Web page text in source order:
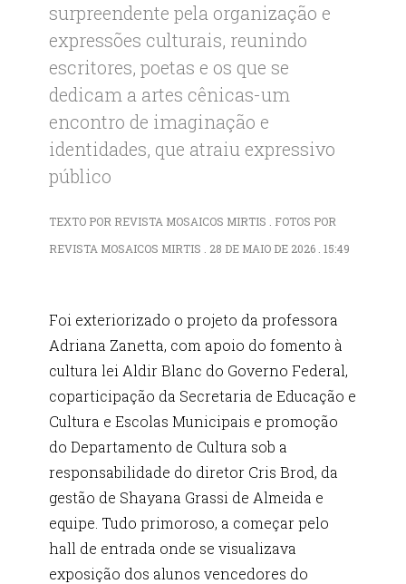
surpreendente pela organização e
expressões culturais, reunindo
escritores, poetas e os que se
dedicam a artes cênicas-um
encontro de imaginação e
identidades, que atraiu expressivo
público
TEXTO POR REVISTA MOSAICOS MIRTIS . FOTOS POR
REVISTA MOSAICOS MIRTIS . 28 DE MAIO DE 2026 . 15:49
Foi exteriorizado o projeto da professora
Adriana Zanetta, com apoio do fomento à
cultura lei Aldir Blanc do Governo Federal,
coparticipação da Secretaria de Educação e
Cultura e Escolas Municipais e promoção
do Departamento de Cultura sob a
responsabilidade do diretor Cris Brod, da
gestão de Shayana Grassi de Almeida e
equipe. Tudo primoroso, a começar pelo
hall de entrada onde se visualizava
exposição dos alunos vencedores do